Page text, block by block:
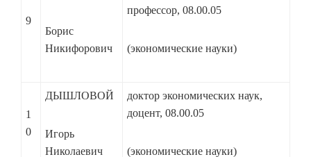
9
Борис
Никифорович
профессор, 08.00.05
(экономические науки)
1
0
ДЫШЛОВОЙ
Игорь
Николаевич
доктор экономических наук,
доцент, 08.00.05
(экономические науки)